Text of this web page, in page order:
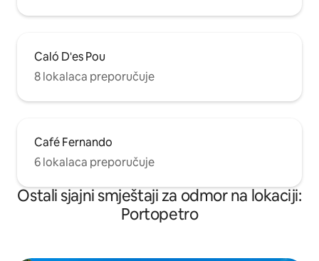
Caló D'es Pou
8 lokalaca preporučuje
Café Fernando
6 lokalaca preporučuje
Ostali sjajni smještaji za odmor na lokaciji:
Portopetro